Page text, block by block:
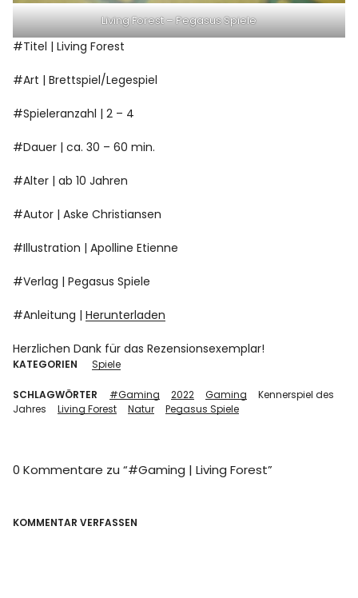
Living Forest – Pegasus Spiele
#Titel | Living Forest
#Art | Brettspiel/Legespiel
#Spieleranzahl | 2 – 4
#Dauer | ca. 30 – 60 min.
#Alter | ab 10 Jahren
#Autor | Aske Christiansen
#Illustration | Apolline Etienne
#Verlag | Pegasus Spiele
#Anleitung |Herunterladen
Herzlichen Dank für das Rezensionsexemplar!
KATEGORIEN Spiele
SCHLAGWÖRTER #Gaming 2022 Gaming
Kennerspiel des
Jahres
Living Forest Natur Pegasus Spiele
0 Kommentare zu “#Gaming | Living Forest”
KOMMENTAR VERFASSEN